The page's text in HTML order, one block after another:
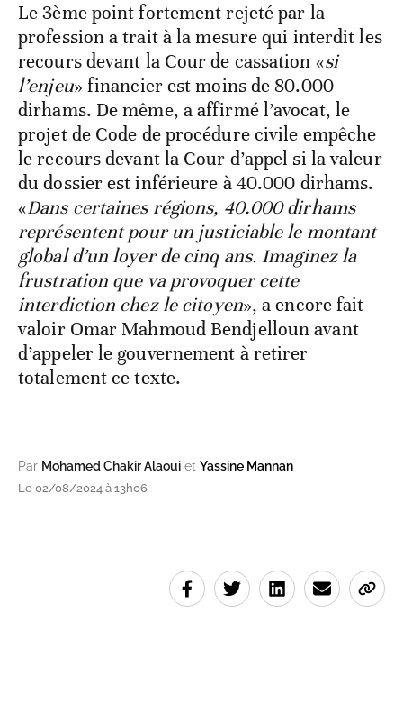
Le 3ème point fortement rejeté par la
profession a trait à la mesure qui interdit les
recours devant la Cour de cassation «si
l’enjeu» financier est moins de 80.000
dirhams. De même, a affirmé l’avocat, le
projet de Code de procédure civile empêche
le recours devant la Cour d’appel si la valeur
du dossier est inférieure à 40.000 dirhams.
«Dans certaines régions, 40.000 dirhams
représentent pour un justiciable le montant
global d’un loyer de cinq ans. Imaginez la
frustration que va provoquer cette
interdiction chez le citoyen», a encore fait
valoir Omar Mahmoud Bendjelloun avant
d’appeler le gouvernement à retirer
totalement ce texte.
Par Mohamed Chakir Alaoui et Yassine Mannan
Le 02/08/2024 à 13h06